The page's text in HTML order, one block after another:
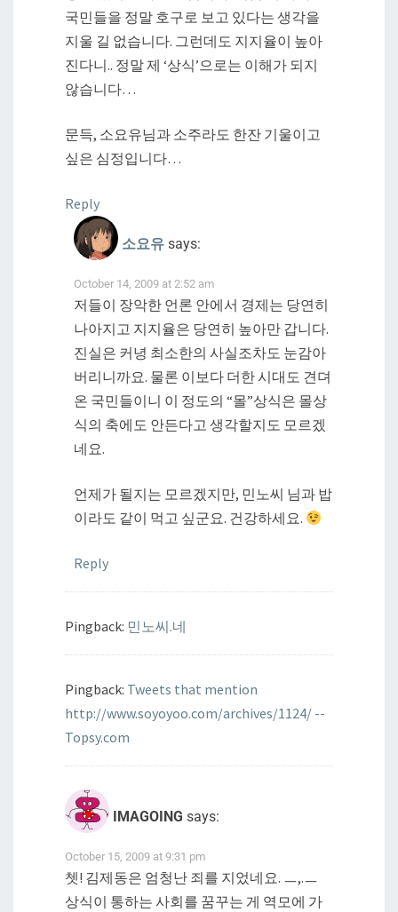
국민들을 정말 호구로 보고 있다는 생각을
지울 길 없습니다. 그런데도 지지율이 높아
진다니.. 정말 제 ‘상식’으로는 이해가 되지
않습니다…
문득, 소요유님과 소주라도 한잔 기울이고
싶은 심정입니다…
Reply
소요유 says:
October 14, 2009 at 2:52 am
저들이 장악한 언론 안에서 경제는 당연히
나아지고 지지율은 당연히 높아만 갑니다.
진실은 커녕 최소한의 사실조차도 눈감아
버리니까요. 물론 이보다 더한 시대도 견뎌
온 국민들이니 이 정도의 “몰”상식은 몰상
식의 축에도 안든다고 생각할지도 모르겠
네요.
언제가 될지는 모르겠지만, 민노씨 님과 밥
이라도 같이 먹고 싶군요. 건강하세요.
Reply
Pingback: 민노씨.네
Pingback: Tweets that mention
http://www.soyoyoo.com/archives/1124/ --
Topsy.com
IMAGOING says:
October 15, 2009 at 9:31 pm
쳇! 김제동은 엄청난 죄를 지었네요. ㅡ,.ㅡ
상식이 통하는 사회를 꿈꾸는 게 역모에 가